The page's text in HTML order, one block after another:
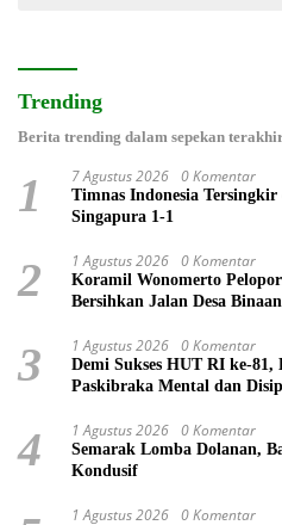
Trending
Berita trending dalam sepekan
1 7 Agustus 2026 0 Komentar
Timnas Indonesia
Singapura 1-1
2 1 Agustus 2026 0 Komentar
Koramil Wonomerto
Bersihkan Jalan Desa Binaan
3 1 Agustus 2026 0 Komentar
Demi Sukses HUT RI ke-
Paskibraka Mental dan
4 1 Agustus 2026 0 Komentar
Semarak Lomba Dolanan,
Kondusif
1 Agustus 2026 0 Komentar